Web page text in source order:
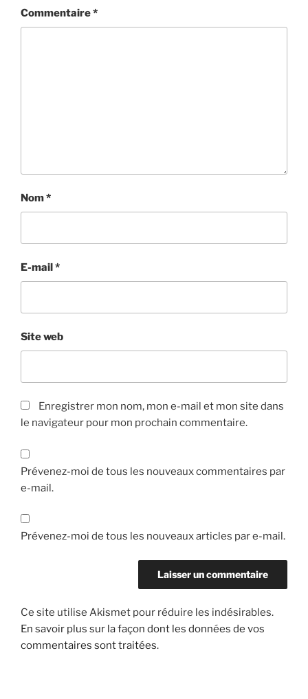
Commentaire*
Nom*
E-mail *
Site web
Enregistrer mon nom, mon e-mail et mon site dans
le navigateur pour mon prochain commentaire.
Prévenez-moi de tous les nouveaux commentaires par
e-mail.
Prévenez-moi de tous les nouveaux articles par e-mail.
Ce site utilise Akismet pour réduire les indésirables.
En savoir plus sur la façon dont les données de vos
commentaires sont traitées.